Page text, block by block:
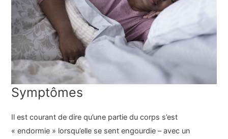
Symptômes
Il est courant de dire qu’une partie du corps s’est
« endormie » lorsqu’elle se sent engourdie – avec un